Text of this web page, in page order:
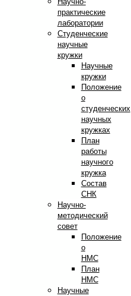
практические
лаборатории
Студенческие
научные
кружки
Научные
кружки
Положение
о
студенческих
научных
кружках
План
работы
научного
кружка
Состав
СНК
Научно-
методический
совет
Положение
о
НМС
План
НМС
Научные